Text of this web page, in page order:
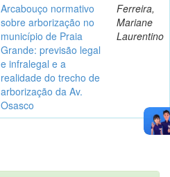
Arcabouço normativo
sobre arborização no
município de Praia
Grande: previsão legal
e infralegal e a
realidade do trecho de
arborização da Av.
Osasco
Ferreira,
Mariane
Laurentino